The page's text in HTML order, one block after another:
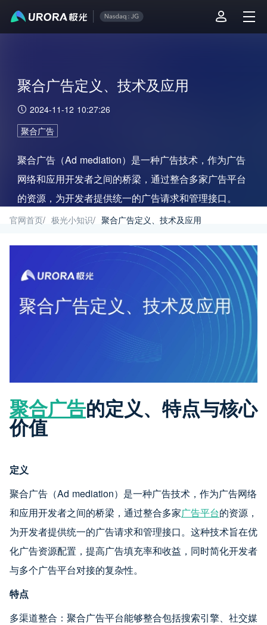
聚合广告定义、技术及应用
2024-11-12 10:27:26
聚合广告
聚合广告（Ad mediation）是一种广告技术，作为广告
网络和应用开发者之间的桥梁，通过整合多家广告平台
的资源，为开发者提供统一的广告请求和管理接口。
官网首页/ 极光小知识/ 聚合广告定义、技术及应用
聚合广告的定义、特点与核心
价值
定义
聚合广告（Ad mediation）是一种广告技术，作为广告网络
和应用开发者之间的桥梁，通过整合多家广告平台的资源，
为开发者提供统一的广告请求和管理接口。这种技术旨在优
化广告资源配置，提高广告填充率和收益，同时简化开发者
与多个广告平台对接的复杂性。
特点
多渠道整合：聚合广告平台能够整合包括搜索引擎、社交媒